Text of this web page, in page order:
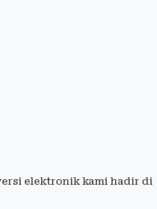
elektronik kami hadir di